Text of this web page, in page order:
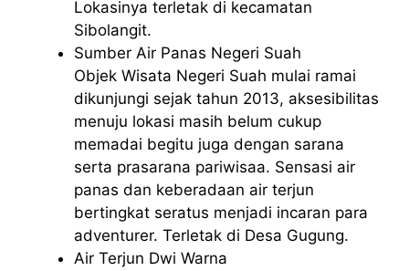
Lokasinya terletak di kecamatan
Sibolangit.
Sumber Air Panas Negeri Suah
Objek Wisata Negeri Suah mulai ramai
dikunjungi sejak tahun 2013, aksesibilitas
menuju lokasi masih belum cukup
memadai begitu juga dengan sarana
serta prasarana pariwisaa. Sensasi air
panas dan keberadaan air terjun
bertingkat seratus menjadi incaran para
adventurer. Terletak di Desa Gugung.
Air Terjun Dwi Warna